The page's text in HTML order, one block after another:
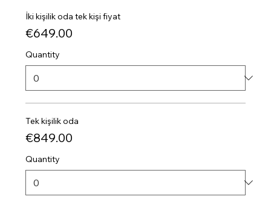
İki kişilik oda tek kişi fiyat
€649.00
Quantity
Tek kişilik oda
€849.00
Quantity